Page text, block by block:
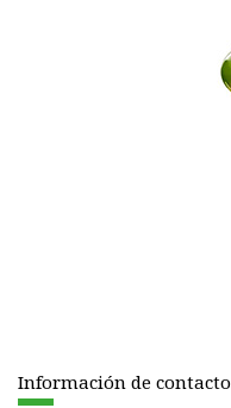
Información de contacto